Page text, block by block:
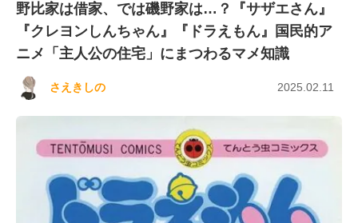
野比家は借家、では磯野家は…？『サザエさん』
『クレヨンしんちゃん』『ドラえもん』国民的ア
ニメ「主人公の住宅」にまつわるマメ知識
さえきしの 2025.02.11